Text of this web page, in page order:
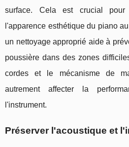
surface. Cela est crucial
l'apparence esthétique du piano
un nettoyage approprié aide à
poussière dans des zones
cordes et le mécanisme de
autrement affecter la
l'instrument.
Préserver l'acoustique et